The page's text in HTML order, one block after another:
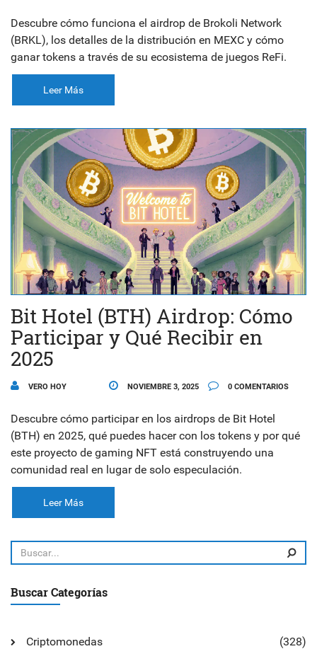
Descubre cómo funciona el airdrop de Brokoli Network
(BRKL), los detalles de la distribución en MEXC y cómo
ganar tokens a través de su ecosistema de juegos ReFi.
Leer Más
Bit Hotel (BTH) Airdrop: Cómo
Participar y Qué Recibir en
2025
VERO HOY NOVIEMBRE 3, 2025 0 COMENTARIOS
Descubre cómo participar en los airdrops de Bit Hotel
(BTH) en 2025, qué puedes hacer con los tokens y por qué
este proyecto de gaming NFT está construyendo una
comunidad real en lugar de solo especulación.
Leer Más
Buscar Categorías
Criptomonedas (328)